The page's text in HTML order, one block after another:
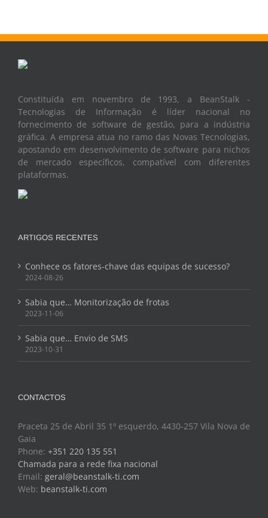
Constituída em novembro de 1993, a BeanStalk -
Tecnologias de Informação é líder nacional no
fornecimento de software de gestão, para a indústria
gráfica. A empresa atua no ramo das Novas Tecnologias,
apostando em desenvolvimento de software para nichos
de mercado específicos, compatível com diferentes
plataformas.
ARTIGOS RECENTES
Conhece os fatores-chave das equipas de sucesso?
2024-08-26
Sabia que… Monitorização de frotas
2023-11-06
Sabia que… Envio de SMS
2023-10-31
CONTACTOS
Praceta 25 de Abril 35 1º esquerdo, 4430-257 Vila Nova de
Gaia
Phone: +351 220 135 551
Chamada para a rede fixa nacional
Email: geral@beanstalk-ti.com
Web: beanstalk-ti.com